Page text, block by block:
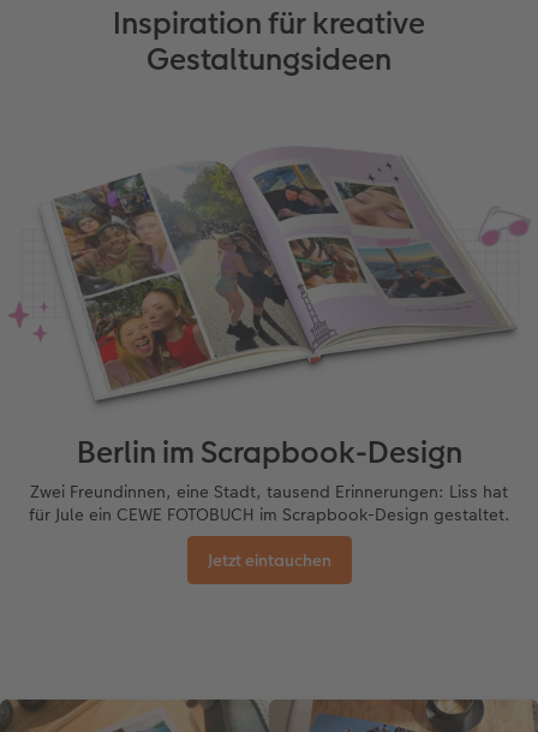
Inspiration für kreative
Gestaltungsideen
Berlin im Scrapbook-Design
Zwei Freundinnen, eine Stadt, tausend Erinnerungen: Liss hat
für Jule ein CEWE FOTOBUCH im Scrapbook-Design gestaltet.
Jetzt eintauchen